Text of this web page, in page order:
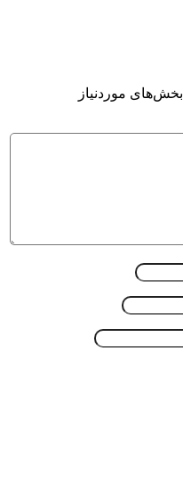
بخش‌های موردنیاز